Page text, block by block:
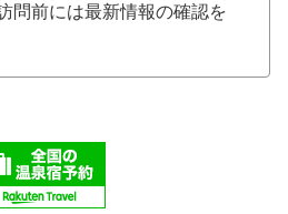
問前には最新情報の確認を